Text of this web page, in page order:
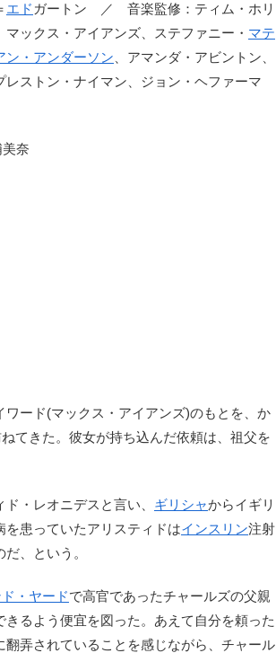
エド ガートン ／ 音楽監修：ティム・ホリ
、マックス・アイアンズ、ステファニー・ マテ
ン・アンダーソン 、アマンダ・アビントン、
レストン・ナイマン、ジョン・ヘファーマ
奈
ード(マックス・アイアンズ)のもとを、か
てきた。彼女が持ち込んだ依頼は、祖父を
・レオニデスと言い、 ギリシャからイギリ
患っていたアリスティドはインスリン注射
、という。
・ヤードで高官であったチャールズの父親
るよう便宜を図った。あえて自分を頼った
弄されていることを感じながら、チャール